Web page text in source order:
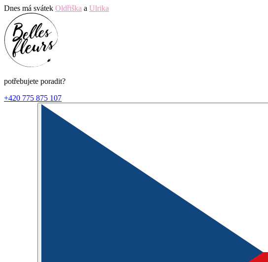
Dnes má svátek Oldřiška a Ulrika
potřebujete poradit?
+420 775 875 107